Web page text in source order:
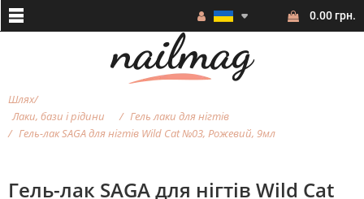
0.00 грн.
Шлях
Лаки, бази і рідини
Гель лаки для нігтів
Гель-лак SAGA для нігтів Wild Cat №03, Рожевий, 9мл
Гель-лак SAGA для нігтів Wild Cat